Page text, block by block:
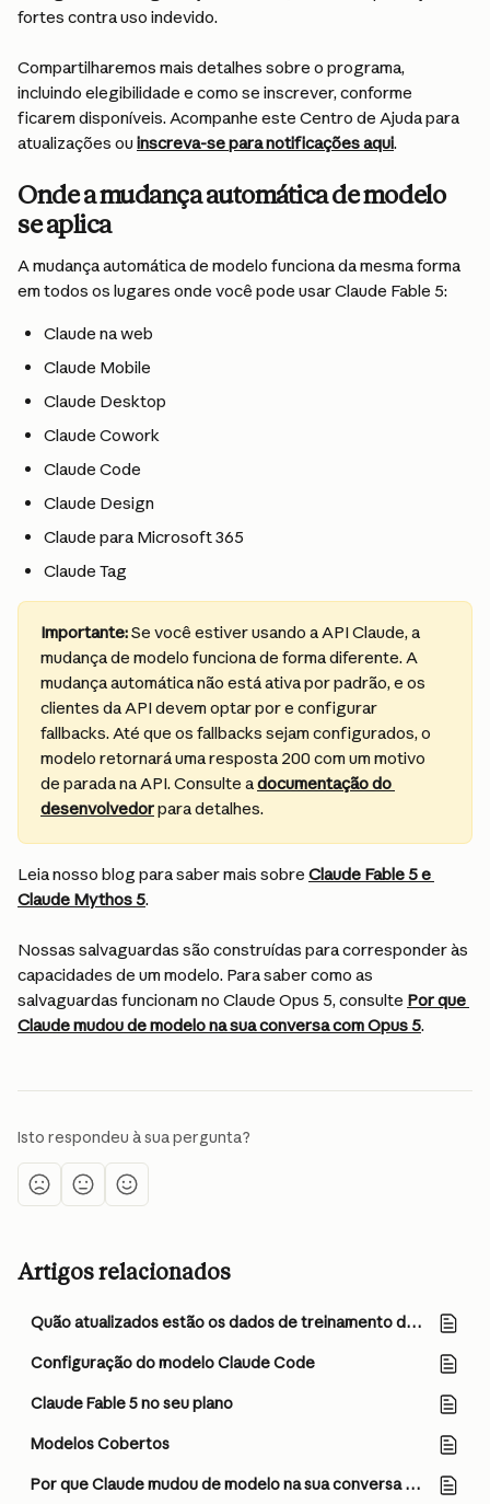
fortes contra uso indevido.
Compartilharemos mais detalhes sobre o programa,
incluindo elegibilidade e como se inscrever, conforme
ficarem disponíveis. Acompanhe este Centro de Ajuda para
atualizações ou inscreva-se para notificações aqui.
Onde a mudança automática de modelo
se aplica
A mudança automática de modelo funciona da mesma forma
em todos os lugares onde você pode usar Claude Fable 5:
Claude na web
Claude Mobile
Claude Desktop
Claude Cowork
Claude Code
Claude Design
Claude para Microsoft 365
Claude Tag
Importante: Se você estiver usando a API Claude, a
mudança de modelo funciona de forma diferente. A
mudança automática não está ativa por padrão, e os
clientes da API devem optar por e configurar
fallbacks. Até que os fallbacks sejam configurados, o
modelo retornará uma resposta 200 com um motivo
de parada na API. Consulte a documentação do
desenvolvedor para detalhes.
Leia nosso blog para saber mais sobre Claude Fable 5 e
Claude Mythos 5.
Nossas salvaguardas são construídas para corresponder às
capacidades de um modelo. Para saber como as
salvaguardas funcionam no Claude Opus 5, consulte Por que
Claude mudou de modelo na sua conversa com Opus 5.
Isto respondeu à sua pergunta?
Artigos relacionados
Quão atualizados estão os dados de treinamento do Claude?
Configuração do modelo Claude Code
Claude Fable 5 no seu plano
Modelos Cobertos
Por que Claude mudou de modelo na sua conversa com Opus 5